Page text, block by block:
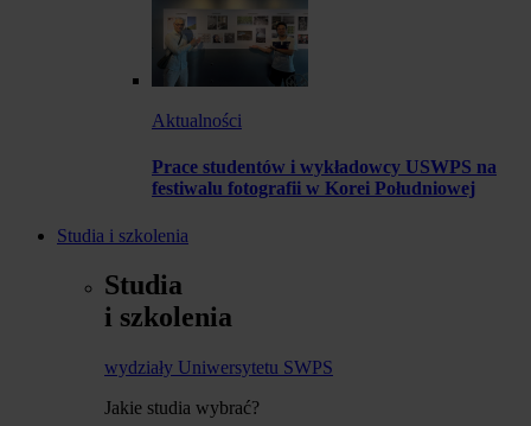
Aktualności
Prace studentów i wykładowcy USWPS na
festiwalu fotografii w Korei Południowej
Studia i szkolenia
Studia
i szkolenia
wydziały Uniwersytetu SWPS
Jakie studia wybrać?